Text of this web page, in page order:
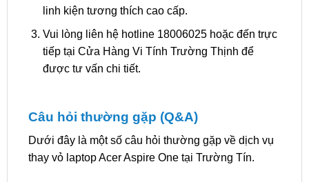
linh kiện tương thích cao cấp.
Vui lòng liên hệ hotline 18006025 hoặc đến trực
tiếp tại Cửa Hàng Vi Tính Trường Thịnh để
được tư vấn chi tiết.
Câu hỏi thường gặp (Q&A)
Dưới đây là một số câu hỏi thường gặp về dịch vụ
thay vỏ laptop Acer Aspire One tại Trường Tín.